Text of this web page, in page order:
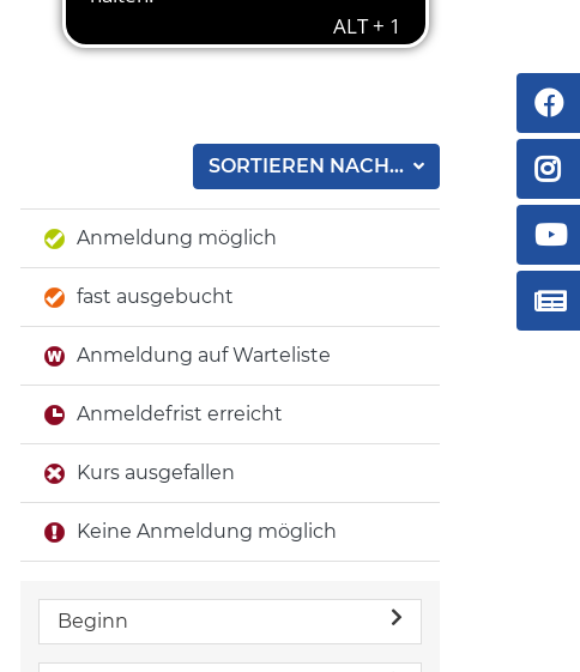
SORTIEREN NACH...
Anmeldung möglich
fast ausgebucht
Anmeldung auf Warteliste
Anmeldefrist erreicht
Kurs ausgefallen
Keine Anmeldung möglich
Beginn